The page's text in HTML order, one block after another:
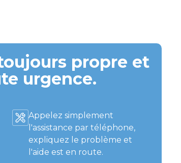
propre et
urgence.
Appelez simplement
l'assistance par téléphone,
expliquez le problème et
l'aide est en route.